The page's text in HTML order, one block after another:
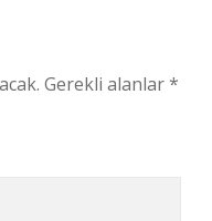
Gerekli alanlar*